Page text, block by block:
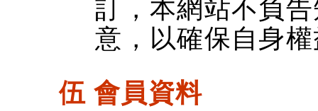
訂，本網站不負
意，以確保自身
伍 會員資料